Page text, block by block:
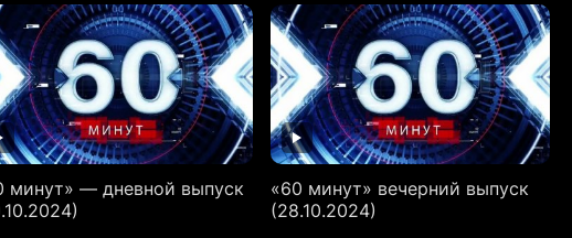
минут» — дневной выпуск
«60 минут» вечерний выпуск
(28.10.2024)